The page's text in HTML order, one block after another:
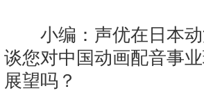
小编：声优在日本动
谈您对中国动画配音事
展望吗？